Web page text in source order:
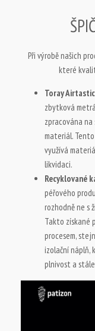
Při výrobě našich
které
Toray
zbytková
zpracována
materiál.
využívá
likvidaci.
Recyklované
péřového
rozhodně ne s
Takto získané
procesem,
izolační náplň,
plnivost a